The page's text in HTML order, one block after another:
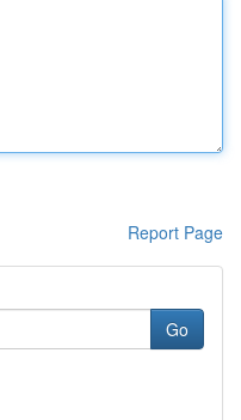
Report Page
Go